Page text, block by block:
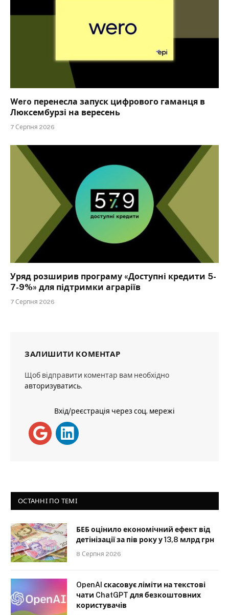
Wero перенесла запуск цифрового гаманця в
Люксембурзі на вересень
7 Серпня 2026
Уряд розширив програму «Доступні кредити 5-
7-9%» для підтримки аграріїв
7 Серпня 2026
ЗАЛИШИТИ КОМЕНТАР
Щоб відправити коментар вам необхідно
авторизуватись.
Вхід/реєстрація через соц. мережі
ОСТАННІ ПО ТЕМІ
БЕБ оцінило економічний ефект від
детінізації за пів року у 13,8 млрд грн
8 Серпня 2026
OpenAI скасовує ліміти на текстові
чати ChatGPT для безкоштовних
користувачів